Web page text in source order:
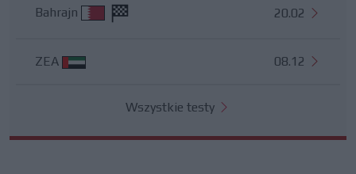
Bahrajn 20.02
ZEA 08.12
Wszystkie testy